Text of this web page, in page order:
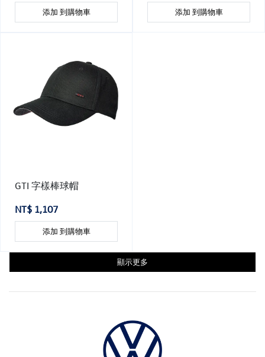
添加 到購物車 添加 到購物車
GTI 字樣棒球帽
NT$ 1,107
添加 到購物車
顯示更多